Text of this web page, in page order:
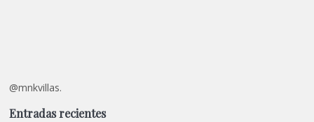
@mnkvillas.
Entradas recientes